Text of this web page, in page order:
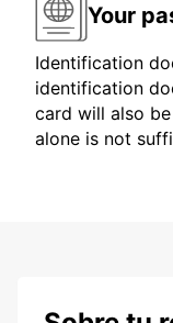
Your
Identification
identification
card will also be
alone is not